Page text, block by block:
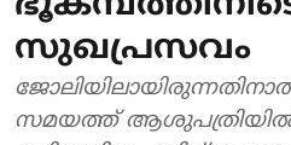
സുഖപ്രസവം
സമയത്ത്